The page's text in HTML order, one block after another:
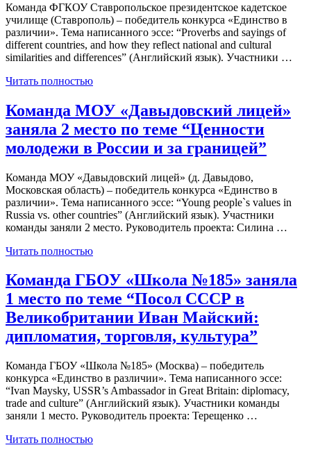
Команда ФГКОУ Ставропольское президентское кадетское
училище (Ставрополь) – победитель конкурса «Единство в
различии». Тема написанного эссе: “Proverbs and sayings of
different countries, and how they reflect national and cultural
similarities and differences” (Английский язык). Участники …
Читать полностью
Команда МОУ «Давыдовский лицей»
заняла 2 место по теме “Ценности
молодежи в России и за границей”
Команда МОУ «Давыдовский лицей» (д. Давыдово,
Московская область) – победитель конкурса «Единство в
различии». Тема написанного эссе: “Young people`s values in
Russia vs. other countries” (Английский язык). Участники
команды заняли 2 место. Руководитель проекта: Силина …
Читать полностью
Команда ГБОУ «Школа №185» заняла
1 место по теме “Посол СССР в
Великобритании Иван Майский:
дипломатия, торговля, культура”
Команда ГБОУ «Школа №185» (Москва) – победитель
конкурса «Единство в различии». Тема написанного эссе:
“Ivan Maysky, USSR’s Ambassador in Great Britain: diplomacy,
trade and culture” (Английский язык). Участники команды
заняли 1 место. Руководитель проекта: Терещенко …
Читать полностью